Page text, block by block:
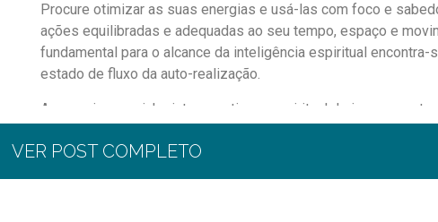
Procure otimizar as suas energias e usá-las com foco e
ações equilibradas e adequadas ao seu tempo, espaço e
fundamental para o alcance da inteligência espiritual encontra-
estado de fluxo da auto-realização.
Ao seguir o caminho introspectivo e espiritual de ir ao encontro
completo, ampliar a consciência, realizar os símbolos
VER POST COMPLETO